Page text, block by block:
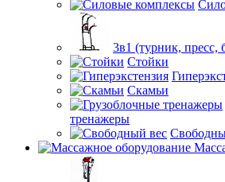
3в1 (турник, пресс,
Стойки
Скамьи
тренажеры